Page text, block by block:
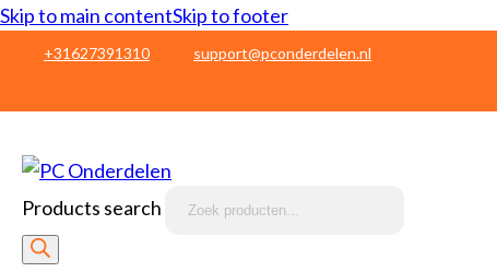
Skip to main contentSkip to footer
+31627391310
support@pconderdelen.nl
Products search